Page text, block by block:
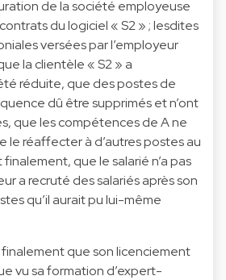
de la société employeuse
du logiciel « S2 » ; lesdites
versées par l’employeur
la clientèle « S2 » a
réduite, que des postes de
dû être supprimés et n’ont
que les compétences de A ne
le réaffecter à d’autres postes au
que le salarié n’a pas
a recruté des salariés après son
qu’il aurait pu lui-même
que son licenciement
vu sa formation d’expert-